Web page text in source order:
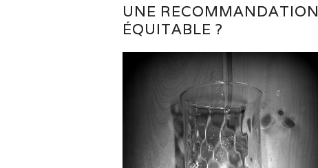
UNE RECOMMANDATION
ÉQUITABLE ?